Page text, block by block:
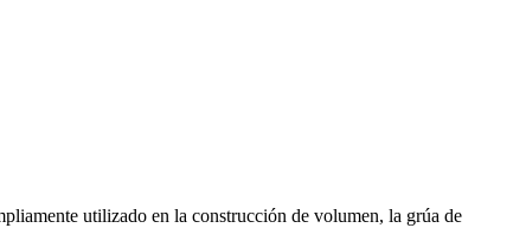
utilizado en la construcción de volumen, la grúa de